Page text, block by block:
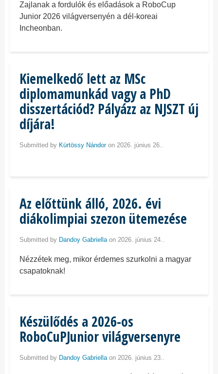
Zajlanak a fordulók és előadások a RoboCup
Junior 2026 világversenyén a dél-koreai
Incheonban.
Kiemelkedő lett az MSc
diplomamunkád vagy a PhD
disszertációd? Pályázz az NJSZT új
díjára!
Submitted by Kürtössy Nándoron 2026. június 26..
Az előttünk álló, 2026. évi
diákolimpiai szezon ütemezése
Submitted by Dandoy Gabriellaon 2026. június 24..
Nézzétek meg, mikor érdemes szurkolni a magyar
csapatoknak!
Készülődés a 2026-os
RoboCuPJunior világversenyre
Submitted by Dandoy Gabriellaon 2026. június 23..